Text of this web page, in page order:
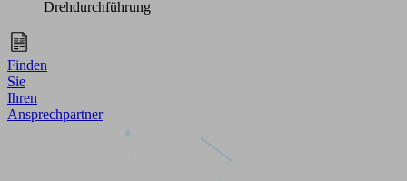
Drehdurchführung
Finden
Sie
Ihren
Ansprechpartner